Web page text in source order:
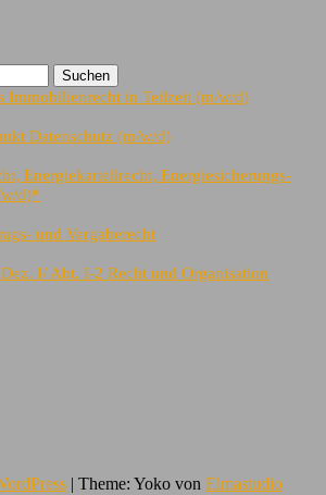
Immobilienrecht in Teilzeit (m/w/d)
Datenschutz (m/w/d)
Energiekartellrecht, Energiesicherungs-
d)*
und Vergaberecht
I/ Abt. I-2 Recht und Organisation
| Theme: Yoko von Elmastudio